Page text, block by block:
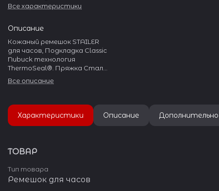
Все характеристики
Описание
Кожаный ремешок STAILER
для часов, Подкладка Classic
Nubuck технология
ThermoSeal®. Пряжка Сталь
Все описание
Характеристики Описание Дополнительно
ТОВАР
Тип товара
Ремешок для часов